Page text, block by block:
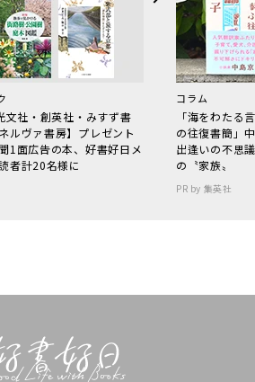
文社・創英社・みすず書
ルヴァ書房】プレゼント
1面広告の本、好書好日メ
者計20名様に
コラム
「海をわた
の往復書簡」
出逢いの不思
の〝家族〟
PR by 集英社